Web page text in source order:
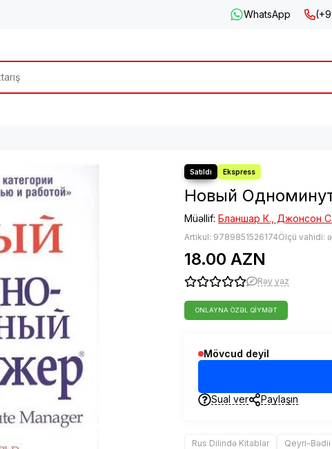
WhatsApp
Новый
Müəllif: Бланшар К., Джонсон С.
Artikul: 9789851526174Ölçü vahidi:
18.00 AZN
Rəy yaz
ONLAYNA ÖZƏL QIYMƏT
Mövcud deyil
Sual ver Paylaşın
Rus Dilində Kitablar Qeyri-